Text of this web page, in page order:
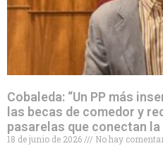
Cobaleda: “Un PP más
las becas de comedor y
pasarelas que conectan la
18 de junio de 2026
No hay